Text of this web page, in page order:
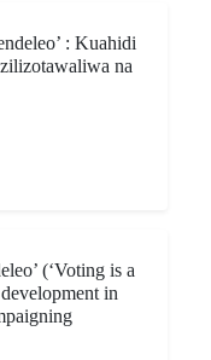
: Kuahidi
na
(‘Voting is a
in